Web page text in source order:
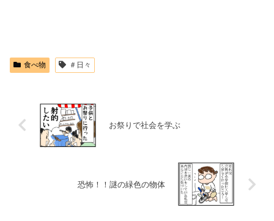
食べ物 ＃日々
お祭りで社会を学ぶ
恐怖！！謎の緑色の物体